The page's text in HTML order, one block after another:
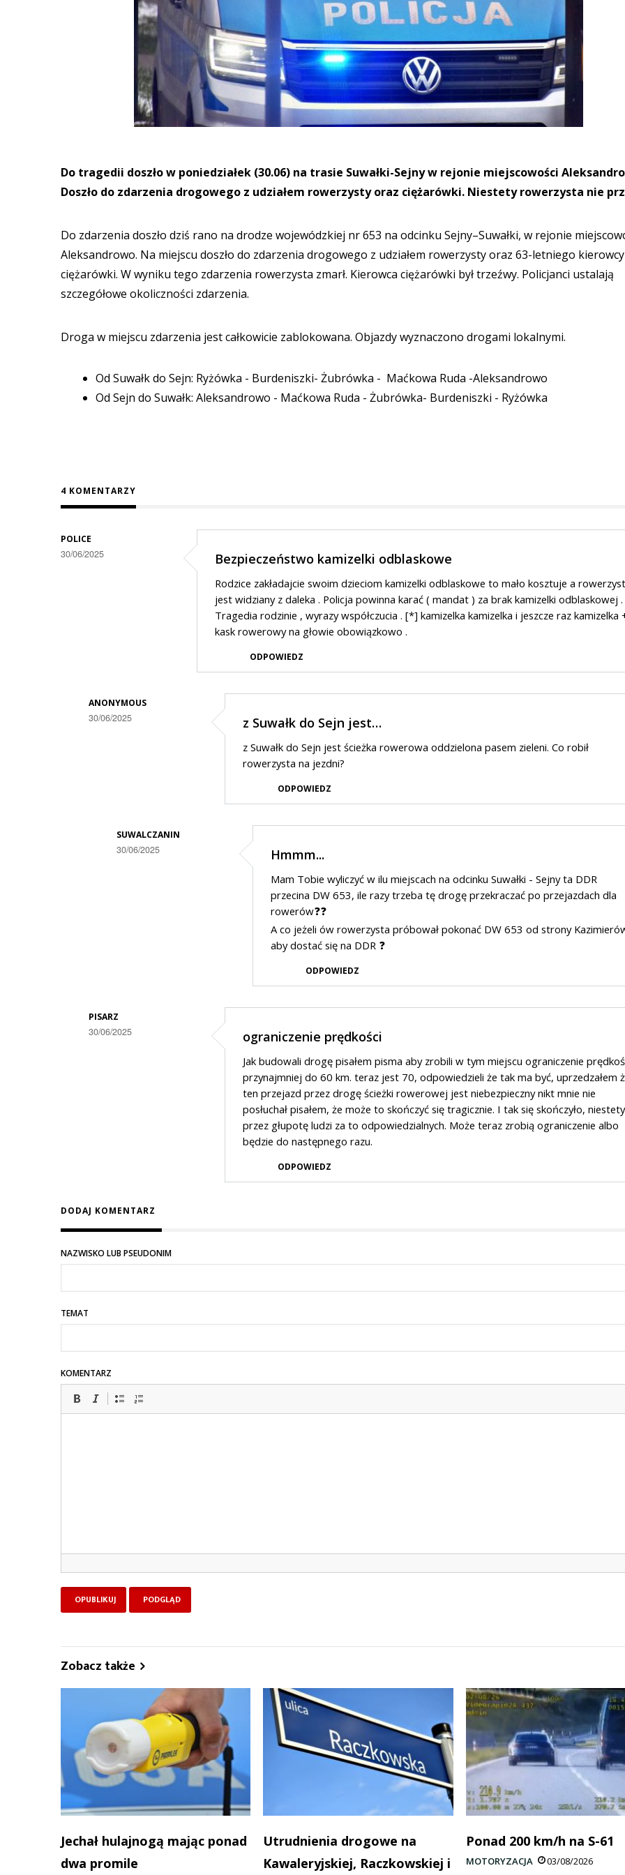
Do tragedii doszło w poniedziałek (30.06) na trasie Suwałki-Sejny w rejonie miejscowości
Doszło do zdarzenia drogowego z udziałem rowerzysty oraz ciężarówki. Niestety rowerzysta nie
Do zdarzenia doszło dziś rano na drodze wojewódzkiej nr 653 na odcinku Sejny–Suwałki, w rejonie
Aleksandrowo. Na miejscu doszło do zdarzenia drogowego z udziałem rowerzysty oraz 63-letniego kierowcy
ciężarówki. W wyniku tego zdarzenia rowerzysta zmarł. Kierowca ciężarówki był trzeźwy. Policjanci ustalają
szczegółowe okoliczności zdarzenia.
Droga w miejscu zdarzenia jest całkowicie zablokowana. Objazdy wyznaczono drogami lokalnymi.
Od Suwałk do Sejn: Ryżówka - Burdeniszki- Żubrówka - Maćkowa Ruda -Aleksandrowo
Od Sejn do Suwałk: Aleksandrowo - Maćkowa Ruda - Żubrówka- Burdeniszki - Ryżówka
4 KOMENTARZY
POLICE
30/06/2025 Bezpieczeństwo kamizelki odblaskowe
Rodzice zakładajcie swoim dzieciom kamizelki odblaskowe to mało kosztuje a
jest widziany z daleka . Policja powinna karać ( mandat ) za brak kamizelki odblaskowej .
Tragedia rodzinie , wyrazy współczucia . [*] kamizelka kamizelka i jeszcze raz kamizelka
kask rowerowy na głowie obowiązkowo .
ODPOWIEDZ
ANONYMOUS
30/06/2025 z Suwałk do Sejn jest…
z Suwałk do Sejn jest ścieżka rowerowa oddzielona pasem zieleni. Co robił
rowerzysta na jezdni?
ODPOWIEDZ
SUWALCZANIN
30/06/2025
Suwałk
do
Hmmm...
Mam Tobie wyliczyć w ilu miejscach na odcinku Suwałki - Sejny ta DDR
przecina DW 653, ile razy trzeba tę drogę przekraczać po przejazdach dla
rowerów❓❓
A co jeżeli ów rowerzysta próbował pokonać DW 653 od strony
aby dostać się na DDR ❓
ODPOWIEDZ
PISARZ
30/06/2025
odblaskowe
ograniczenie prędkości
Jak budowali drogę pisałem pisma aby zrobili w tym miejscu ograniczenie
przynajmniej do 60 km. teraz jest 70, odpowiedzieli że tak ma być, uprzedzałem
ten przejazd przez drogę ścieżki rowerowej jest niebezpieczny nikt mnie nie
posłuchał pisałem, że może to skończyć się tragicznie. I tak się skończyło, niestety
przez głupotę ludzi za to odpowiedzialnych. Może teraz zrobią ograniczenie albo
będzie do następnego razu.
ODPOWIEDZ
DODAJ KOMENTARZ
NAZWISKO LUB PSEUDONIM
TEMAT
KOMENTARZ
Zobacz także
Jechał hulajnogą mając ponad
dwa promile
Utrudnienia drogowe na
Kawaleryjskiej, Raczkowskiej i
Ponad 200 km/h na S-61
MOTORYZACJA 03/08/2026